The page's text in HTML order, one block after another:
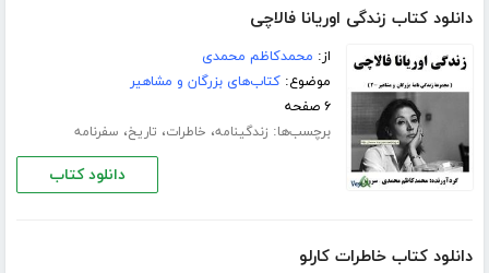
دانلود کتاب زندگی اوریانا فالاچی
از: محمدکاظم محمدی
موضوع:کتاب‌های بزرگان و مشاهیر
۶ صفحه
برچسب‌ها: زندگینامه، خاطرات، تاریخ، سفرنامه
دانلود کتاب
دانلود کتاب خاطرات کارلو